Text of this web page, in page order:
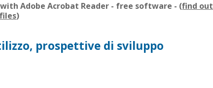
Adobe Acrobat Reader - free software - (find out
)
prospettive di sviluppo